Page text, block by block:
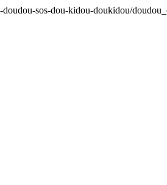
sos-dou-kidou-doukidou/